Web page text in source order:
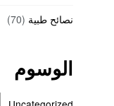
نصائح طبية (70)
الوسوم